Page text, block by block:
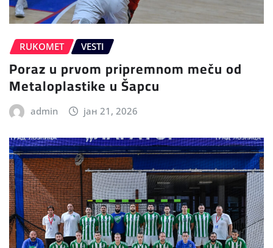
RUKOMET VESTI
Poraz u prvom pripremnom meču od
Metaloplastike u Šapcu
admin јан 21, 2026